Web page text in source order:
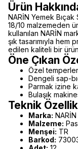
Ürün
NARİN Yemek
18/10 malzemeden
kullanılan NARİN
şık tasarımıyla
edilen kaliteli bir
Öne Çıkan
Özel
Dengeli sap-
Parmak izine
Bulaşık
Teknik
Marka: NARİN
Malzeme:
Menşei: TR
Barkod: